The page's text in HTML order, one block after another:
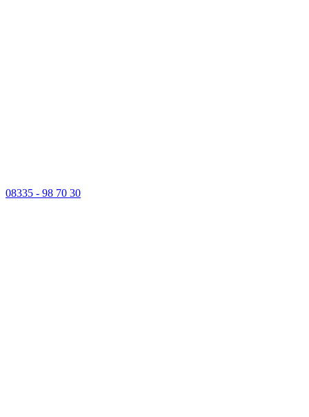
08335 - 98 70 30